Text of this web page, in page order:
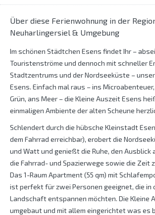
Über diese Ferienwohnung in der
Neuharlingersiel & Umgebung
Im schönen Städtchen Esens findet Ihr –
Touristenströme und dennoch mit schneller
Stadtzentrums und der Nordseeküste –
Esens. Einfach mal raus – ins
Grün, ans Meer – die Kleine Auszeit Esens
einmaligen Ambiente der alten Scheune
Schlendert durch die hübsche Kleinstadt
dem Fahrrad erreichbar), erobert die
und Watt und genießt die Ruhe, den Ausblick
die Fahrrad- und Spazierwege sowie die Zeit
Das 1-Raum Apartment (55 qm) mit
ist perfekt für zwei Personen geeignet, die
Landschaft entspannen möchten. Die Kleine
umgebaut und mit allem eingerichtet was es